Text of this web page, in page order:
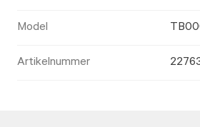
Model
Artikelnummer